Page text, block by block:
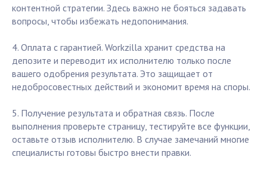
контентной стратегии. Здесь важно не бояться задавать
вопросы, чтобы избежать недопонимания.
4. Оплата с гарантией. Workzilla хранит средства на
депозите и переводит их исполнителю только после
вашего одобрения результата. Это защищает от
недобросовестных действий и экономит время на споры.
5. Получение результата и обратная связь. После
выполнения проверьте страницу, тестируйте все функции,
оставьте отзыв исполнителю. В случае замечаний многие
специалисты готовы быстро внести правки.